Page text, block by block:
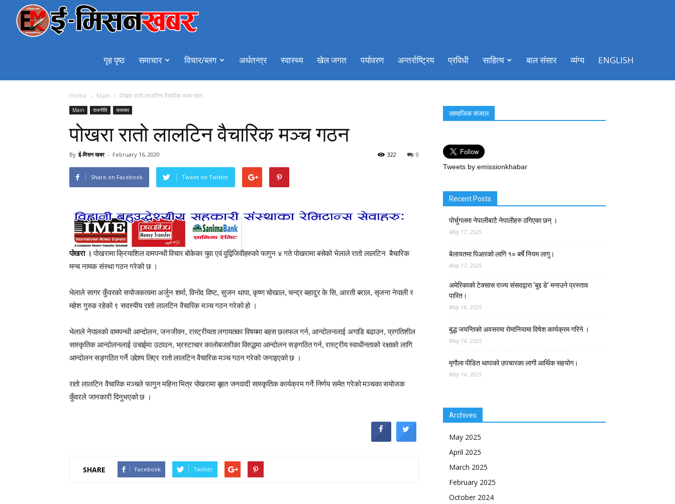
गृह पृष्ठ समाचार विचार/ब्लग अर्थतन्त्र स्वास्थ्य खेल जगत पर्यावरण अन्तर्राष्ट्रिय प्रविधी साहित्य बाल संसार व्यंग्य ENGLISH
Home Main पोखरा रातो लालटिन वैचारिक मञ्च गठन
Main राजनीति समाचार
पोखरा रातो लालटिन वैचारिक मञ्च गठन
By ई-मिसन खबर - February 16, 2020 0
322
Share on Facebook Tweet on Twitter
पोखरा । पोखरामा क्रियाशिल वामपन्थी विचार बोकेका युवा एवं वुद्विजिवीहरुको फागुन ४ गते पोखरामा बसेको भेलाले रातो लालटिन बैचारिक
मन्च नामक संस्था गठन गरेको छ ।
भेलाले सागर कुँवरको सयोजकत्वमा अर्जुन शर्मा, विनोद विष्ट, सुजन थापा, कृष्ण चोखाल, चन्द्र बहादुर के सि, आरती बराल, सृजना नेपाली र
महेश गुरुङ रहेको ९ सदस्यीय रातो लालटिन वैचारिक मञ्च गठन गरेको हो ।
भेलाले नेपालको वामपन्थी आन्दोलन, जनजीवन, रास्ट्रीयता लगायतका विषयमा बहस छलफल गर्न, आन्दोलनलाई अगाडि बढाउन, प्रगतिशील
सास्कृतिक आन्दोलनलाई उचाईमा उठाउन, भ्रस्टाचार कालोबजारीका विरुद्धमा आन्दोलन सङ्गठित गर्न, रास्ट्रीय स्वाधीनताको रक्षाको लागि
आन्दोलन सङ्गठित गर्ने उद्देश्य लिएर रातो लालटिन वैचारिक मञ्च गठन गरेको जनाइएको छ ।
रातो लालटिन वैचारिक मञ्चले फागुन महिना भित्र पोखरामा बृहत जनवादी सास्कृतिक कार्यक्रम गर्ने निर्णय समेत गरेको मञ्चका सयोजक
कुँवरले जानकारी दिनुभएको छ ।
SHARE Facebook Twitter
सामाजिक संजाल
Tweets by emissionkhabar
Recent Posts
पोर्चुगलमा नेपालीबाटै नेपालीहरु ठगिएका छन् ।
May 17, 2025
बेलायतमा पिआरको लागि १० बर्षे नियम लागु।
May 17, 2025
अमेरिकाको टेक्सास राज्य संसदद्वारा ‘बुद्द डे’ मनाउने प्रस्ताव
पारित।
May 16, 2025
बुद्ध जयन्तिको अवसरमा रोमानियामा विषेश कार्यक्रम गरिने ।
May 14, 2025
मृगौला पीडित थापाको उपचारका लागी आर्थिक सहयोग।
May 14, 2025
Archives
May 2025
April 2025
March 2025
February 2025
October 2024